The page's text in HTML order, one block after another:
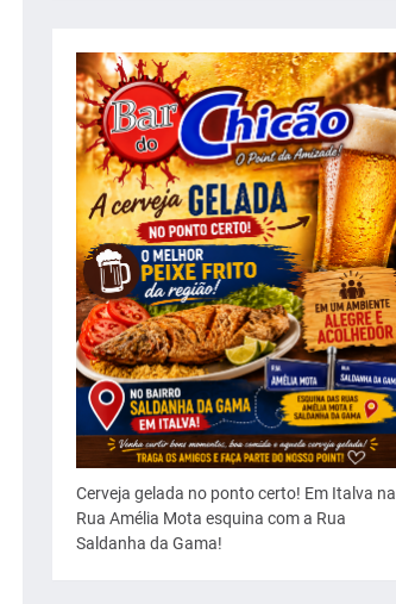
Cerveja gelada no ponto certo! Em Italva na
Rua Amélia Mota esquina com a Rua
Saldanha da Gama!